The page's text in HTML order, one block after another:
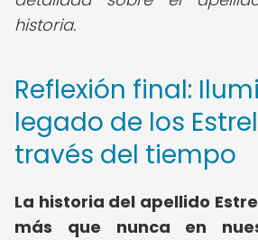
historia.
Reflexión final:
legado de los
través del tiempo
La historia del apellido
más que nunca en